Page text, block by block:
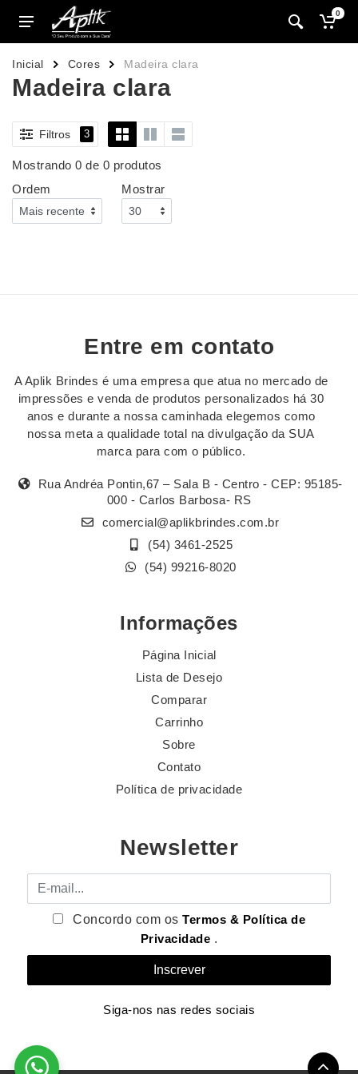
0
Inicial Cores Madeira clara
Madeira clara
Filtros 3
Mostrando 0 de 0 produtos
Ordem
Mostrar
Entre em contato
A Aplik Brindes é uma empresa que atua no mercado de
impressões e venda de produtos personalizados há 30
anos e durante a nossa caminhada elegemos como
nossa meta a qualidade total na divulgação da SUA
marca para com o público.
Rua Andréa Pontin,67 – Sala B - Centro - CEP: 95185-
000 - Carlos Barbosa- RS
comercial@aplikbrindes.com.br
(54) 3461-2525
(54) 99216-8020
Informações
Página Inicial
Lista de Desejo
Comparar
Carrinho
Sobre
Contato
Política de privacidade
Newsletter
E-mail
Concordo com osTermos & Política de
Privacidade .
Siga-nos nas redes sociais